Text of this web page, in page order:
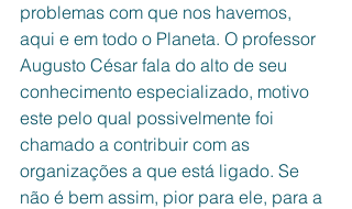
problemas com que nos havemos,
aqui e em todo o Planeta. O professor
Augusto César fala do alto de seu
conhecimento especializado, motivo
este pelo qual possivelmente foi
chamado a contribuir com as
organizações a que está ligado. Se
não é bem assim, pior para ele, para a